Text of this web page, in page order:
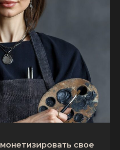
монетизировать свое